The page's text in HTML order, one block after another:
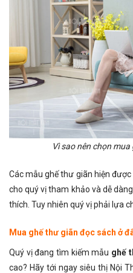
Vì sao nên chọn
Các mẫu ghế thư giãn hiện
cho quý vị tham khảo và dễ
thích. Tuy nhiên quý vị phải lựa
Mua ghế thư giãn đọc sách ở
Quý vị đang tìm kiếm mẫu ghế
cao? Hãy tới ngay siêu thị Nội